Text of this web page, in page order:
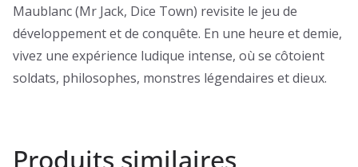
Maublanc (Mr Jack, Dice Town) revisite le jeu de
développement et de conquête. En une heure et demie,
vivez une expérience ludique intense, où se côtoient
soldats, philosophes, monstres légendaires et dieux.
Produits similaires